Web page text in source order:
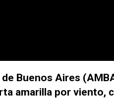
Buenos Aires
amarilla por viento,